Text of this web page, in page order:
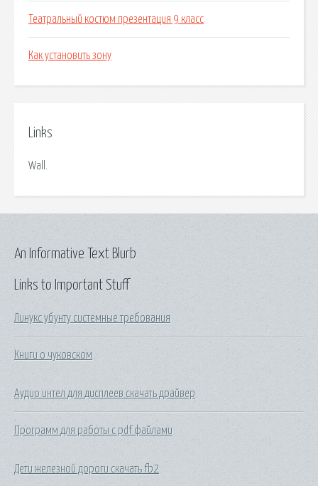
Театральный костюм презентация 9 класс
Как установить зону
Links
Wall.
Links to Important Stuff
Линукс убунту системные требования
Книги о чуковском
Аудио интел для дисплеев скачать драйвер
Программ для работы с pdf файлами
Дети железной дороги скачать fb2
An Informative Text Blurb